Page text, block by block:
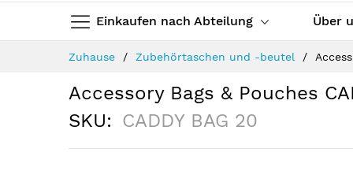
Einkaufen nach Abteilung Über
Zuhause Zubehörtaschen und -beutel
Accessory Bags & Pouches
SKU
CADDY BAG 20